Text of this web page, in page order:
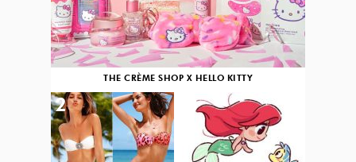
THE CRÈME SHOP X HELLO KITTY
2 3